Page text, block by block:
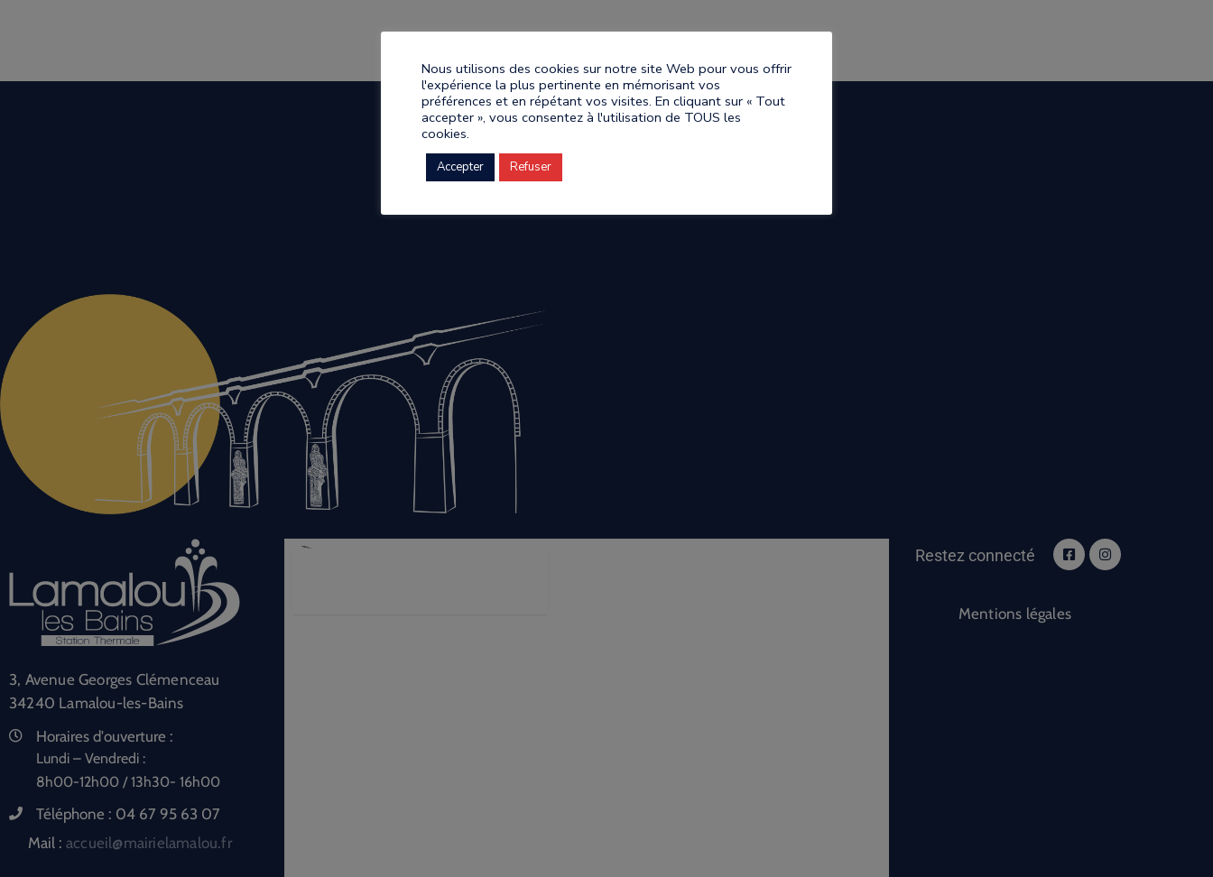
3, Avenue Georges Clémenceau
34240 Lamalou-les-Bains
Horaires d'ouverture :
Lundi – Vendredi :
8h00-12h00 / 13h30- 16h00
Téléphone : 04 67 95 63 07
Mail : accueil@mairielamalou.fr
Restez connecté
Mentions légales
Nous utilisons des cookies sur notre site Web pour vous offrir
l'expérience la plus pertinente en mémorisant vos
préférences et en répétant vos visites. En cliquant sur « Tout
accepter », vous consentez à l'utilisation de TOUS les
cookies.
Accepter Refuser